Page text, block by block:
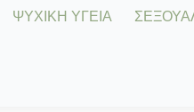
ΨΥΧΙΚΗ ΥΓΕΙΑ